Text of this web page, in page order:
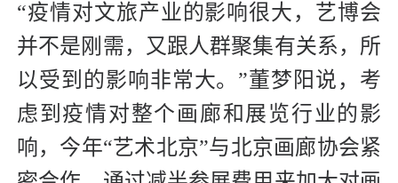
“疫情对文旅产业的影响很大，艺博会
并不是刚需，又跟人群聚集有关系，所
以受到的影响非常大。”董梦阳说，考
虑到疫情对整个画廊和展览行业的影
响，今年“艺术北京”与北京画廊协会紧